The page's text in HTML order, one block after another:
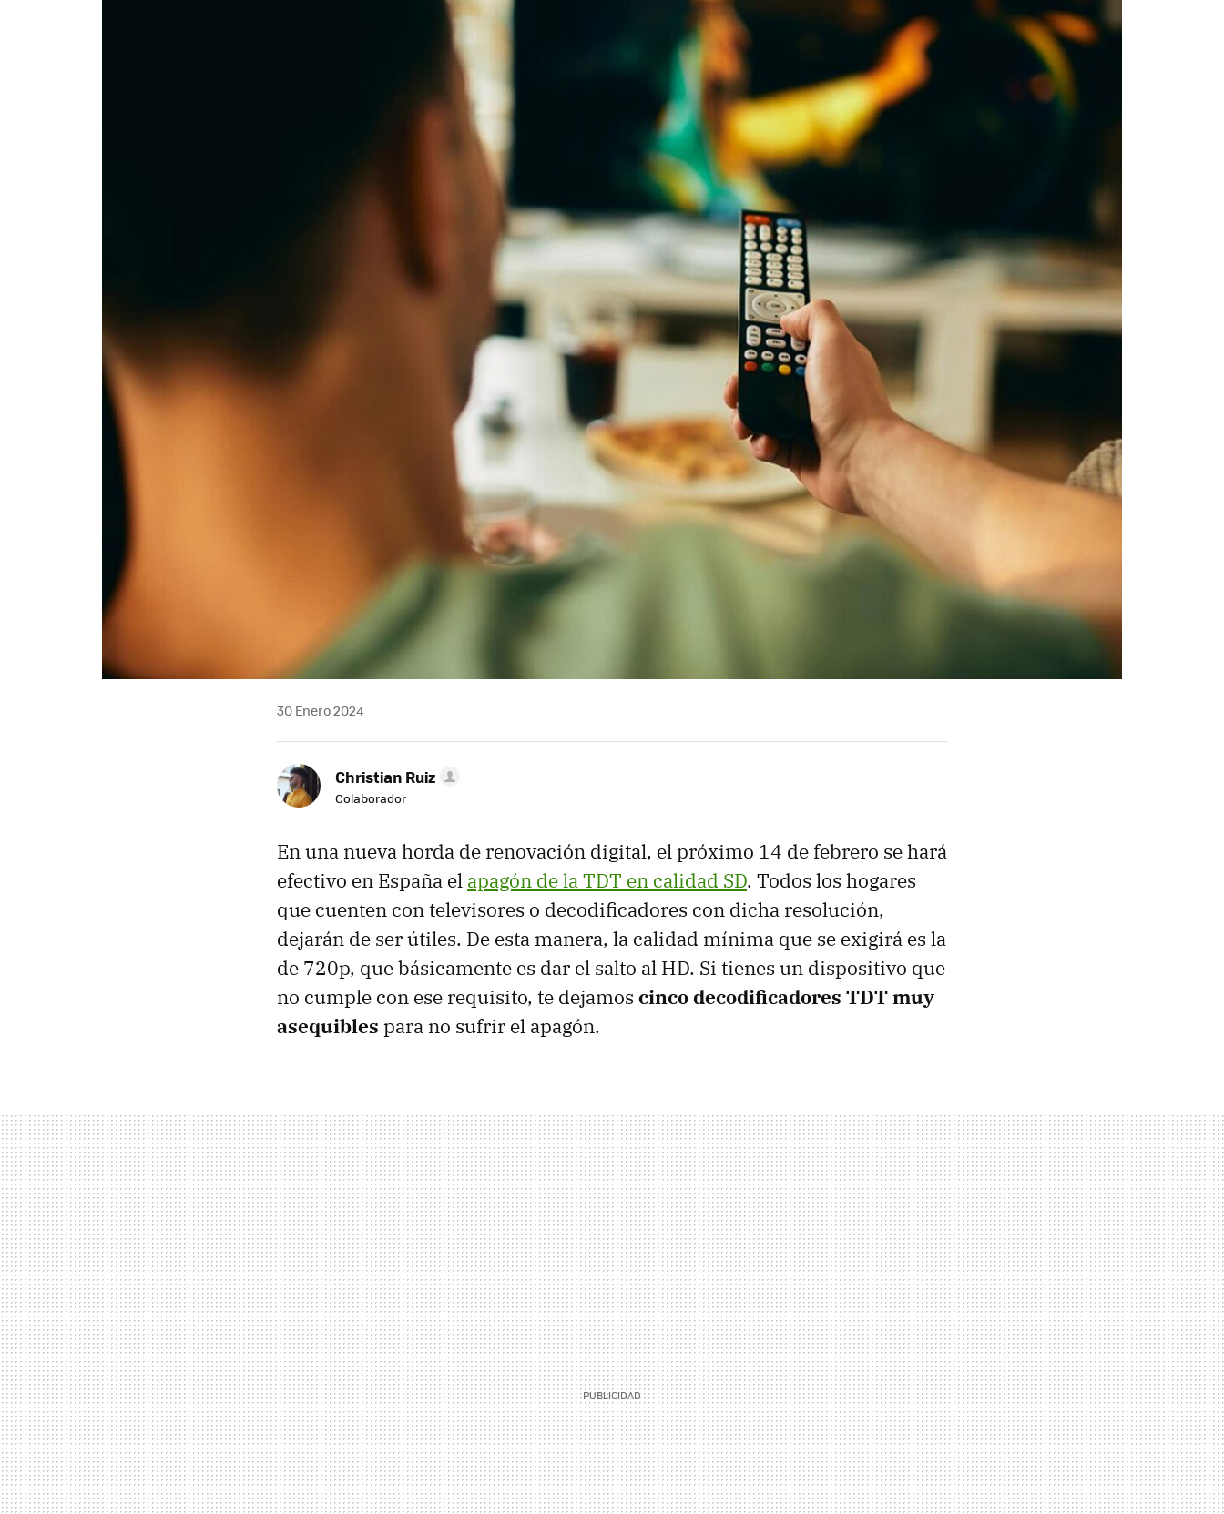
MAIL
30 Enero 2024
Christian Ruiz
Colaborador
En una nueva horda de renovación digital, el próximo 14 de febrero se hará
efectivo en España el apagón de la TDT en calidad SD. Todos los hogares
que cuenten con televisores o decodificadores con dicha resolución,
dejarán de ser útiles. De esta manera, la calidad mínima que se exigirá es la
de 720p, que básicamente es dar el salto al HD. Si tienes un dispositivo que
no cumple con ese requisito, te dejamos cinco decodificadores TDT muy
asequibles para no sufrir el apagón.